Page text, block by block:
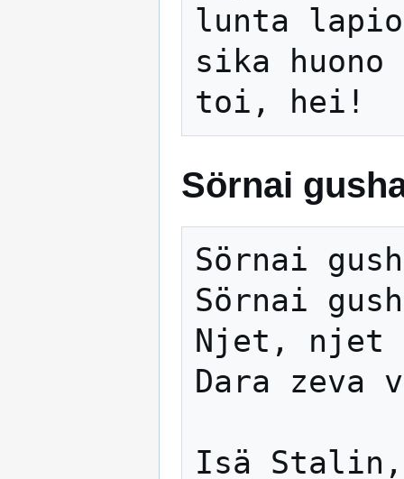
lunta
sika
Sörnai
Sörnai
Sörnai
Njet, njet
Dara zeva
Isä